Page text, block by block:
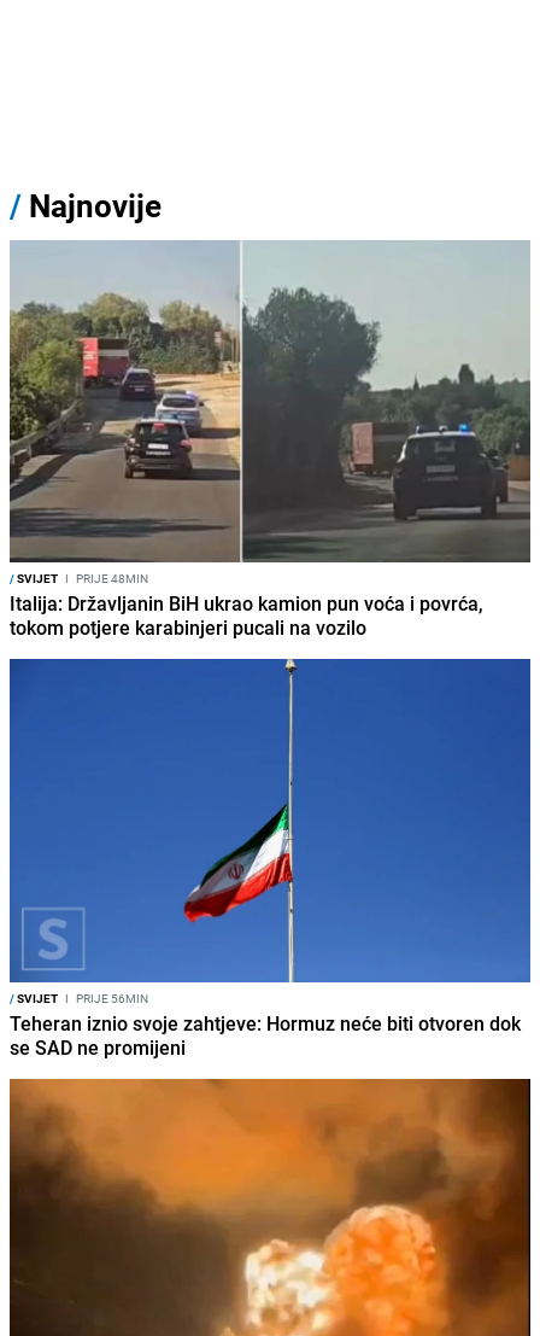
/ Najnovije
/SVIJET I PRIJE 48MIN
Italija: Državljanin BiH ukrao kamion pun voća i povrća,
tokom potjere karabinjeri pucali na vozilo
/SVIJET I PRIJE 56MIN
Teheran iznio svoje zahtjeve: Hormuz neće biti otvoren dok
se SAD ne promijeni